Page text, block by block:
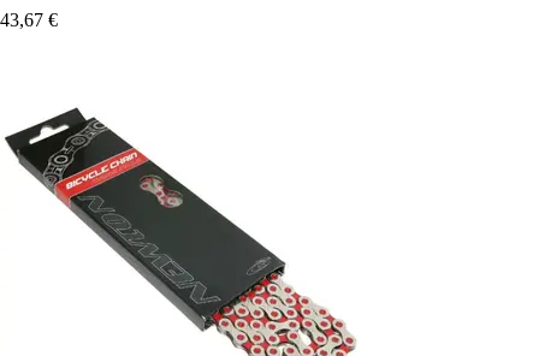
43,67 €